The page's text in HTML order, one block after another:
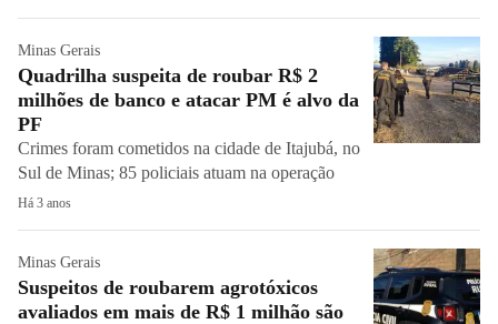
Minas Gerais
Quadrilha suspeita de roubar R$ 2
milhões de banco e atacar PM é alvo da
PF
Crimes foram cometidos na cidade de Itajubá, no
Sul de Minas; 85 policiais atuam na operação
Há 3 anos
Minas Gerais
Suspeitos de roubarem agrotóxicos
avaliados em mais de R$ 1 milhão são